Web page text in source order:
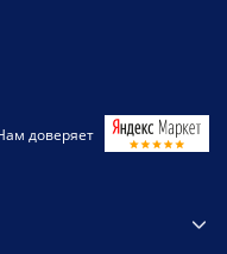
доверяет